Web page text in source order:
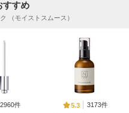
すすめ
（モイストスムース）
件
5.3
3173件